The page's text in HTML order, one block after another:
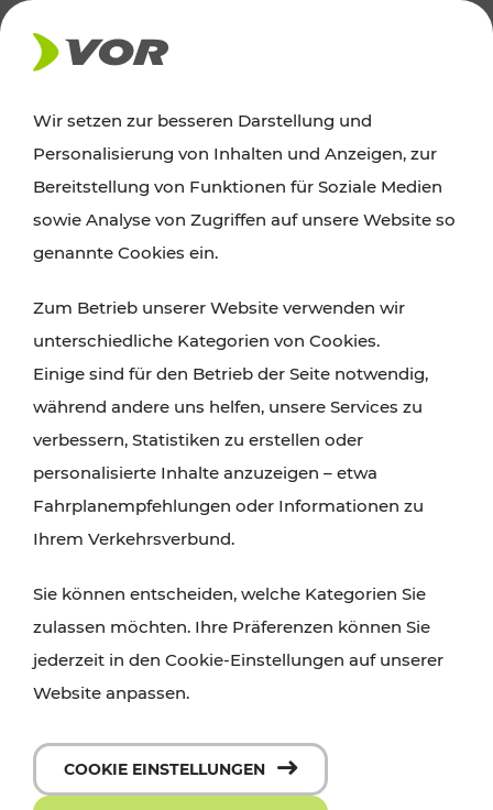
AKTUELLES
Ausflugstipps
Wien, Niederösterreich und das Burgenland
Wanderungen, Kultur und Gastronomie,
Radtouren oder purer Naturgenuss – viele
Attraktionen sind mit den Ticket- und Fahrplan-
Angeboten des VOR gut und schnell erreichbar.
Wir setzen zur besseren Darstellung und
Personalisierung von Inhalten und Anzeigen, zur
Bereitstellung von Funktionen für Soziale Medien
sowie Analyse von Zugriffen auf unsere Website so
genannte Cookies ein.
Zum Betrieb unserer Website verwenden wir
unterschiedliche Kategorien von Cookies.
Einige sind für den Betrieb der Seite notwendig,
während andere uns helfen, unsere Services zu
verbessern, Statistiken zu erstellen oder
personalisierte Inhalte anzuzeigen – etwa
Fahrplanempfehlungen oder Informationen zu
Ihrem Verkehrsverbund.
Sie können entscheiden, welche Kategorien Sie
zulassen möchten. Ihre Präferenzen können Sie
jederzeit in den Cookie-Einstellungen auf unserer
Website anpassen.
COOKIE EINSTELLUNGEN